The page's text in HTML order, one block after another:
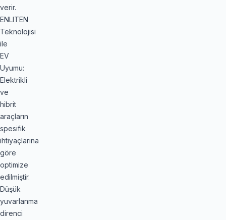
verir.
ENLITEN
Teknolojisi
ile
EV
Uyumu:
Elektrikli
ve
hibrit
araçların
spesifik
ihtiyaçlarına
göre
optimize
edilmiştir.
Düşük
yuvarlanma
direnci